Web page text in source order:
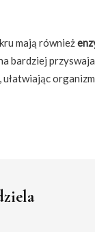
mają również
bardziej